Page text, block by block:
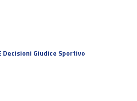
Decisioni Giudice Sportivo